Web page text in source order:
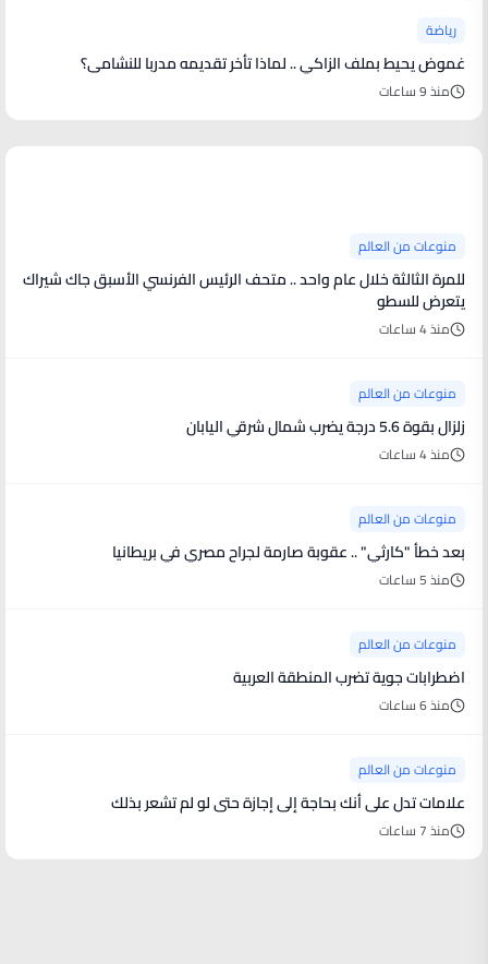
رياضة
غموض يحيط بملف الزاكي .. لماذا تأخر تقديمه مدربا للنشامى؟
منذ 9 ساعات
منوعات من العالم
للمرة الثالثة خلال عام واحد .. متحف الرئيس الفرنسي الأسبق جاك شيراك
يتعرض للسطو
منذ 4 ساعات
منوعات من العالم
زلزال بقوة 5.6 درجة يضرب شمال شرقي اليابان
منذ 4 ساعات
منوعات من العالم
بعد خطأ "كارثي" .. عقوبة صارمة لجراح مصري في بريطانيا
منذ 5 ساعات
منوعات من العالم
اضطرابات جوية تضرب المنطقة العربية
منذ 6 ساعات
منوعات من العالم
علامات تدل على أنك بحاجة إلى إجازة حتى لو لم تشعر بذلك
منذ 7 ساعات